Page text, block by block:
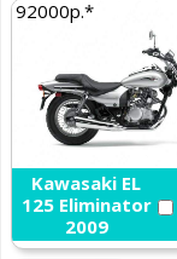
92000р.*
Kawasaki EL
125 Eliminator
2009